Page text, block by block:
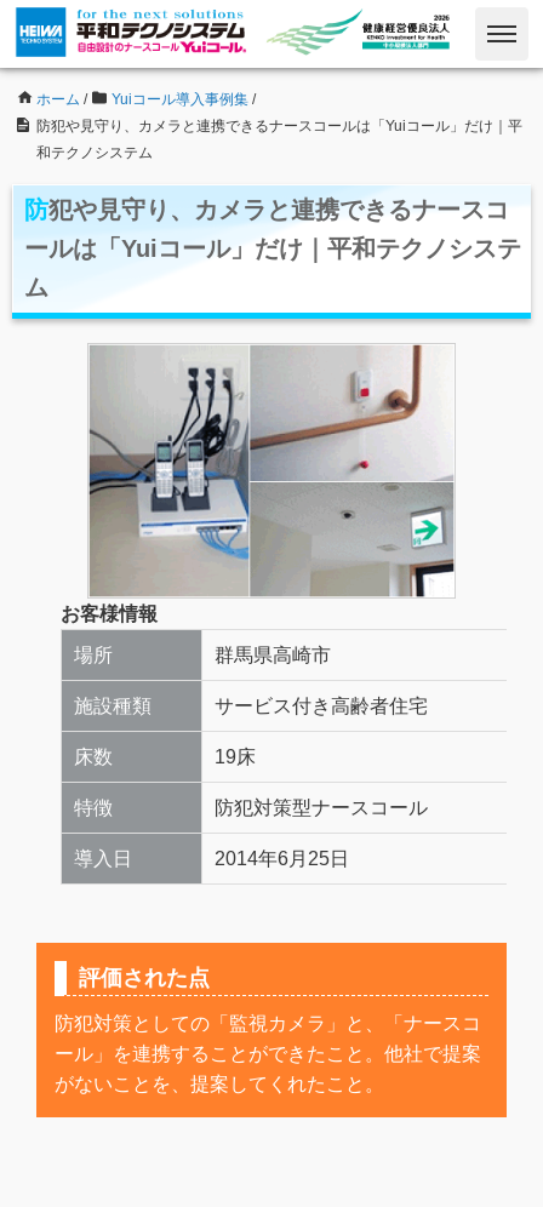
ホーム / Yuiコール導入事例集 /
防犯や見守り、カメラと連携できるナースコールは「Yuiコール」だけ｜平
和テクノシステム
防犯や見守り、カメラと連携できるナースコ
ールは「Yuiコール」だけ｜平和テクノシステ
ム
お客様情報
場所
群馬県高崎市
施設種類 サービス付き高齢者住宅
床数 19床
特徴 防犯対策型ナースコール
導入日 2014年6月25日
評価された点
防犯対策としての「監視カメラ」と、「ナースコ
ール」を連携することができたこと。他社で提案
がないことを、提案してくれたこと。